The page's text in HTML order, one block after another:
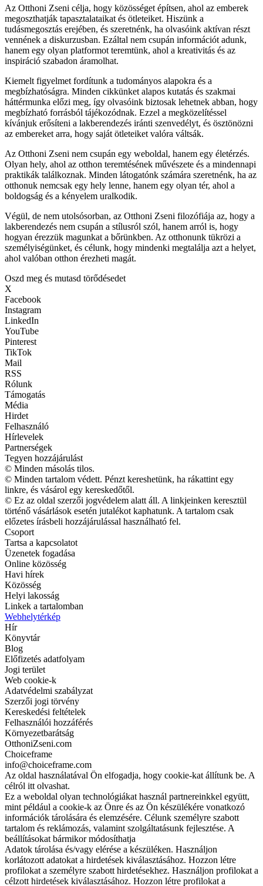
Az Otthoni Zseni célja, hogy közösséget építsen, ahol az emberek
megoszthatják tapasztalataikat és ötleteiket. Hiszünk a
tudásmegosztás erejében, és szeretnénk, ha olvasóink aktívan részt
vennének a diskurzusban. Ezáltal nem csupán információt adunk,
hanem egy olyan platformot teremtünk, ahol a kreativitás és az
inspiráció szabadon áramolhat.
Kiemelt figyelmet fordítunk a tudományos alapokra és a
megbízhatóságra. Minden cikkünket alapos kutatás és szakmai
háttérmunka előzi meg, így olvasóink biztosak lehetnek abban, hogy
megbízható forrásból tájékozódnak. Ezzel a megközelítéssel
kívánjuk erősíteni a lakberendezés iránti szenvedélyt, és ösztönözni
az embereket arra, hogy saját ötleteiket valóra váltsák.
Az Otthoni Zseni nem csupán egy weboldal, hanem egy életérzés.
Olyan hely, ahol az otthon teremtésének művészete és a mindennapi
praktikák találkoznak. Minden látogatónk számára szeretnénk, ha az
otthonuk nemcsak egy hely lenne, hanem egy olyan tér, ahol a
boldogság és a kényelem uralkodik.
Végül, de nem utolsósorban, az Otthoni Zseni filozófiája az, hogy a
lakberendezés nem csupán a stílusról szól, hanem arról is, hogy
hogyan érezzük magunkat a bőrünkben. Az otthonunk tükrözi a
személyiségünket, és célunk, hogy mindenki megtalálja azt a helyet,
ahol valóban otthon érezheti magát.
Oszd meg és mutasd törődésedet
X
Facebook
Instagram
LinkedIn
YouTube
Pinterest
TikTok
Mail
RSS
Rólunk
Támogatás
Média
Hirdet
Felhasználó
Hírlevelek
Partnerségek
Tegyen hozzájárulást
© Minden másolás tilos.
© Minden tartalom védett. Pénzt kereshetünk, ha rákattint egy
linkre, és vásárol egy kereskedőtől.
© Ez az oldal szerzői jogvédelem alatt áll. A linkjeinken keresztül
történő vásárlások esetén jutalékot kaphatunk. A tartalom csak
előzetes írásbeli hozzájárulással használható fel.
Csoport
Tartsa a kapcsolatot
Üzenetek fogadása
Online közösség
Havi hírek
Közösség
Helyi lakosság
Linkek a tartalomban
Webhelytérkép
Hír
Könyvtár
Blog
Előfizetés adatfolyam
Jogi terület
Web cookie-k
Adatvédelmi szabályzat
Szerzői jogi törvény
Kereskedési feltételek
Felhasználói hozzáférés
Környezetbarátság
OtthoniZseni.com
Choiceframe
info@choiceframe.com
Az oldal használatával Ön elfogadja, hogy cookie-kat állítunk be. A
célról itt olvashat.
Ez a weboldal olyan technológiákat használ partnereinkkel együtt,
mint például a cookie-k az Önre és az Ön készülékére vonatkozó
információk tárolására és elemzésére. Célunk személyre szabott
tartalom és reklámozás, valamint szolgáltatásunk fejlesztése. A
beállításokat bármikor módosíthatja
Adatok tárolása és/vagy elérése a készüléken. Használjon
korlátozott adatokat a hirdetések kiválasztásához. Hozzon létre
profilokat a személyre szabott hirdetésekhez. Használjon profilokat a
célzott hirdetések kiválasztásához. Hozzon létre profilokat a